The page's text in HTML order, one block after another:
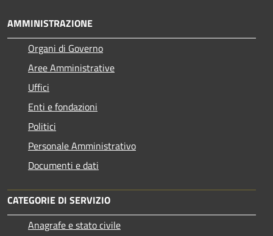
AMMINISTRAZIONE
Organi di Governo
Aree Amministrative
Uffici
Enti e fondazioni
Politici
Personale Amministrativo
Documenti e dati
CATEGORIE DI SERVIZIO
Anagrafe e stato civile